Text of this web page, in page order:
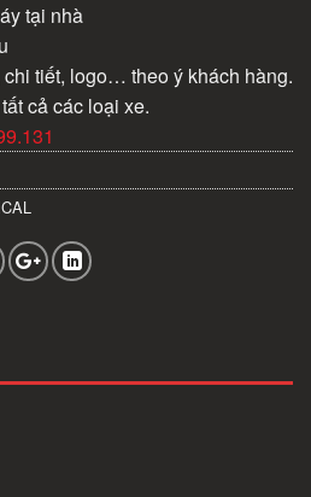
tại nhà
tiết, logo… theo ý khách hàng.
cả các loại xe.